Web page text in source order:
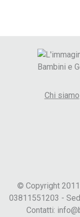
Chi siamo
© Copyright
03811551203 -
Contatti: